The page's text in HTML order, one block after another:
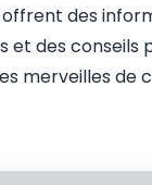
offrent des
et des conseils
merveilles de